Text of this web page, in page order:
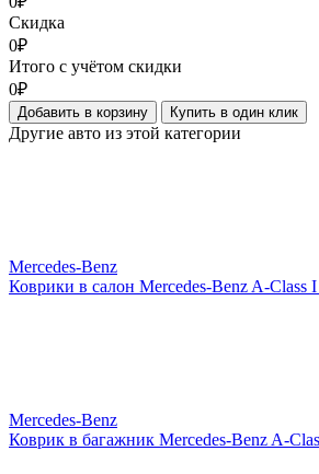
Скидка
0₽
Итого с учётом скидки
0₽
Добавить в корзину Купить в один клик
Другие авто из этой категории
Mercedes-Benz
Коврики в салон Mercedes-Benz A-Class
Mercedes-Benz
Коврик в багажник Mercedes-Benz A-